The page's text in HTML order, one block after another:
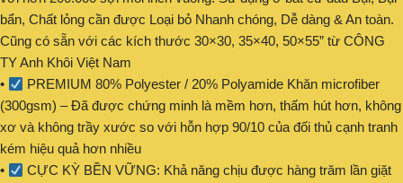
bẩn, Chất lỏng cần được Loại bỏ Nhanh chóng, Dễ dàng & An toàn.
Cũng có sẵn với các kích thước 30×30, 35×40, 50×55” từ CÔNG
TY Anh Khôi Việt Nam
•
PREMIUM 80% Polyester / 20% Polyamide Khăn microfiber
(300gsm) – Đã được chứng minh là mềm hơn, thấm hút hơn, không
xơ và không trầy xước so với hỗn hợp 90/10 của đối thủ cạnh tranh
kém hiệu quả hơn nhiều
•
CỰC KỲ BỀN VỮNG: Khả năng chịu được hàng trăm lần giặt